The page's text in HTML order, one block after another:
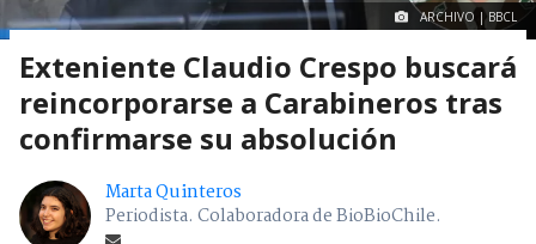
ARCHIVO | BBCL
Exteniente Claudio Crespo buscará
reincorporarse a Carabineros tras
confirmarse su absolución
Marta Quinteros
Periodista. Colaboradora de BioBioChile.